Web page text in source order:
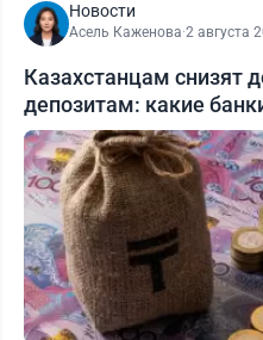
Новости
Асель Каженова·2 августа
Казахстанцам снизят
депозитам: какие